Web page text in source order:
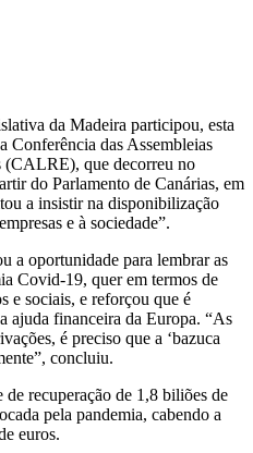
da Madeira participou, esta
Conferência das Assembleias
(CALRE), que decorreu no
do Parlamento de Canárias, em
a insistir na disponibilização
e à sociedade”.
a oportunidade para lembrar as
Covid-19, quer em termos de
e sociais, e reforçou que é
ajuda financeira da Europa. “As
é preciso que a ‘bazuca
concluiu.
recuperação de 1,8 biliões de
pela pandemia, cabendo a
euros.